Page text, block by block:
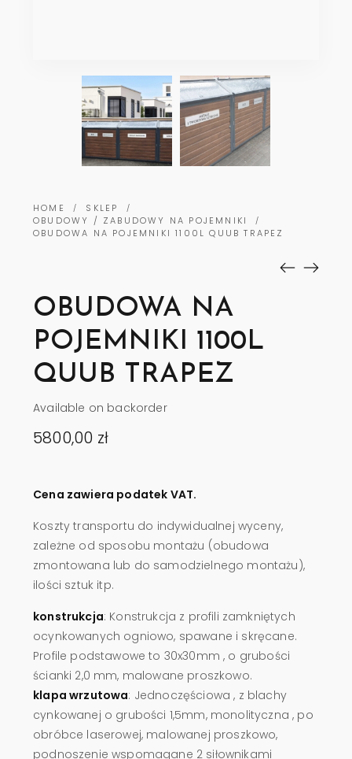
HOME / SKLEP /
OBUDOWY / ZABUDOWY NA POJEMNIKI /
OBUDOWA NA POJEMNIKI 1100L QUUB TRAPEZ
OBUDOWA NA
POJEMNIKI 1100L
QUUB TRAPEZ
Available on backorder
5800,00 zł
Cena zawiera podatek VAT.
Koszty transportu do indywidualnej wyceny,
zależne od sposobu montażu (obudowa
zmontowana lub do samodzielnego montażu),
ilości sztuk itp.
konstrukcja: Konstrukcja z profili zamkniętych
ocynkowanych ogniowo, spawane i skręcane.
Profile podstawowe to 30x30mm , o grubości
ścianki 2,0 mm, malowane proszkowo.
klapa wrzutowa: Jednoczęściowa , z blachy
cynkowanej o grubości 1,5mm, monolityczna , po
obróbce laserowej, malowanej proszkowo,
podnoszenie wspomagane 2 siłownikami